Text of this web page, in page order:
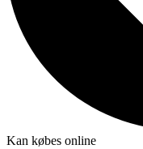
Kan købes online